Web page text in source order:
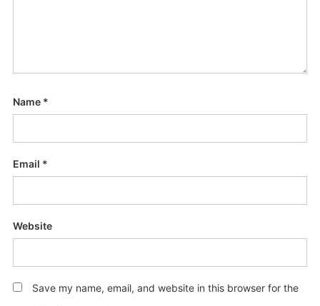
Name *
Email *
Website
Save my name, email, and website in this browser for the